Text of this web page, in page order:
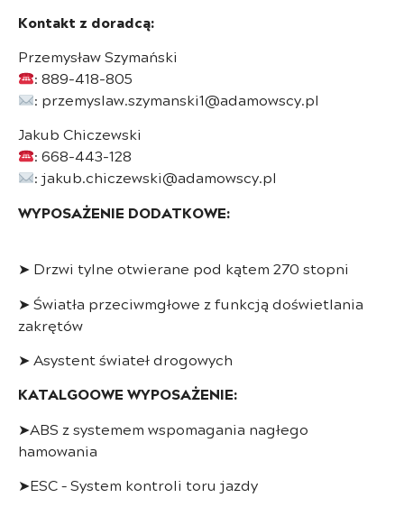
Kontakt z doradcą:
Przemysław Szymański
: 889-418-805
: przemyslaw.szymanski1@adamowscy.pl
Jakub Chiczewski
: 668-443-128
: jakub.chiczewski@adamowscy.pl
WYPOSAŻENIE DODATKOWE:
➤ Drzwi tylne otwierane pod kątem 270 stopni
➤ Światła przeciwmgłowe z funkcją doświetlania
zakrętów
➤ Asystent świateł drogowych
KATALGOOWE WYPOSAŻENIE:
➤ABS z systemem wspomagania nagłego
hamowania
➤ESC – System kontroli toru jazdy